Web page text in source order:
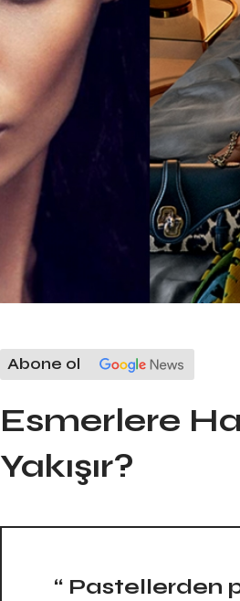
Abone ol
Esmerlere
Yakışır?
“ Pastellerden